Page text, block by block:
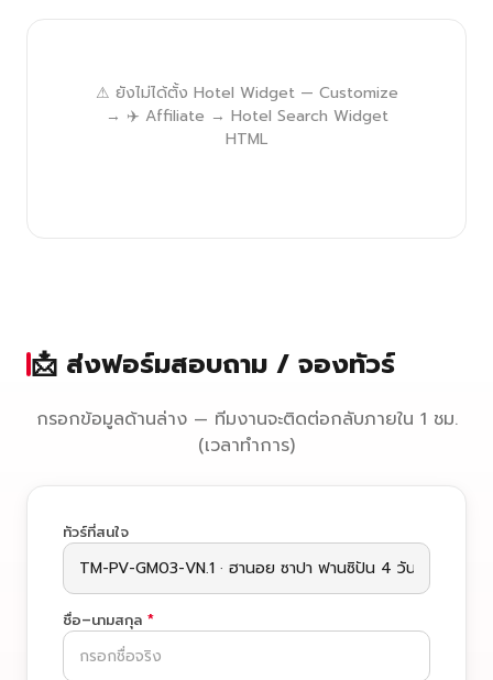
⚠ ยังไม่ได้ตั้ง Hotel Widget — Customize
→ ✈️ Affiliate → Hotel Search Widget
HTML
📩 ส่งฟอร์มสอบถาม / จองทัวร์
กรอกข้อมูลด้านล่าง — ทีมงานจะติดต่อกลับภายใน 1 ชม.
(เวลาทำการ)
ทัวร์ที่สนใจ
ชื่อ–นามสกุล *